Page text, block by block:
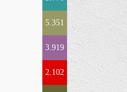
5.351
3.919
2.102